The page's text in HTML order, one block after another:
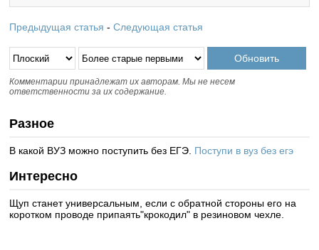
Предыдущая статья -Следующая статья
Комментарии принадлежат их авторам. Мы не несем
ответственности за их содержание.
Разное
В какой ВУЗ можно поступить без ЕГЭ. Поступи в вуз без егэ
Интересно
Щуп станет универсальным, если с обратной стороны его на
коротком проводе припаять"крокодил" в резиновом чехле.